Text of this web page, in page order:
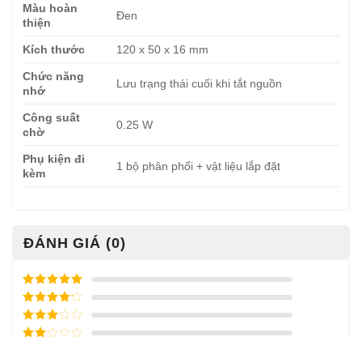
Màu hoàn
thiện
Đen
Kích thước 120 x 50 x 16 mm
Chức năng
nhớ
Lưu trạng thái cuối khi tắt nguồn
Công suất
chờ
0.25 W
Phụ kiện đi
kèm
1 bộ phân phối + vật liệu lắp đặt
ĐÁNH GIÁ (0)
Được xếp
hạng
5
5
sao
Được xếp
hạng
4
5
Được